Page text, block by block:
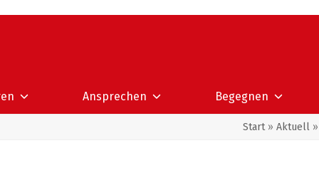
Ansprechen Begegnen
Start» Aktuell